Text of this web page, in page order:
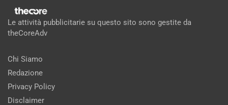
Le attività pubblicitarie su questo sito sono gestite da
theCoreAdv
Chi Siamo
Redazione
Privacy Policy
Disclaimer